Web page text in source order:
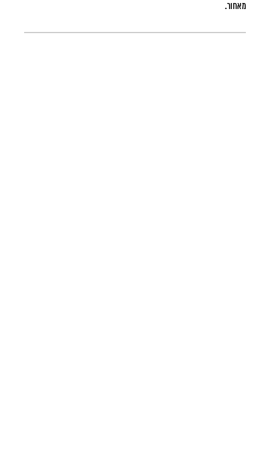
מאחור.